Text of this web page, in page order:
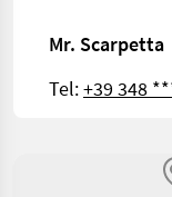
Mr. Scarpetta
Tel:+39 348